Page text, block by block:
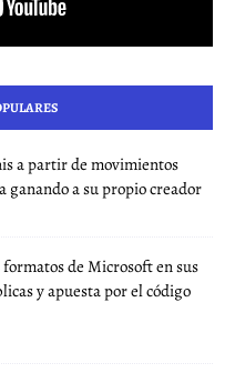
a partir de movimientos
a su propio creador
de Microsoft en sus
y apuesta por el código